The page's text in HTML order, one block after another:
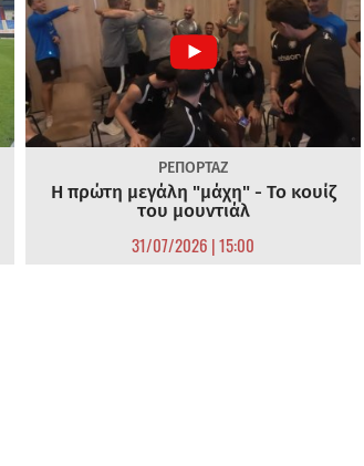
ΡΕΠΟΡΤΑΖ
Η πρώτη μεγάλη "μάχη" - Το κουίζ
του μουντιάλ
31/07/2026 | 15:00